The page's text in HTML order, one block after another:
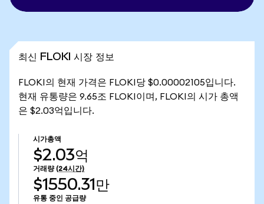
최신 FLOKI 시장 정보
FLOKI의 현재 가격은 FLOKI당 $0.00002105입니다.
현재 유통량은 9.65조 FLOKI이며, FLOKI의 시가 총액
은 $2.03억입니다.
시가총액
$2.03억
거래량 (24시간)
$1550.31만
유통 중인 공급량